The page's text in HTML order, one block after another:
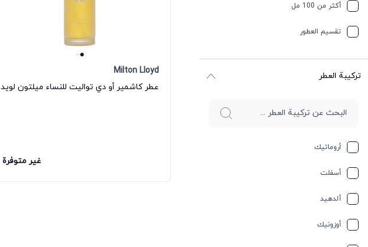
أكثر من 100 مل
تقسیم العطور
ترکیبة العطر
أروماتيك
أسفلت
ألدهيد
أوزونيك
Milton Lloyd
عطر كاشمير أو دي تواليت للنساء ميلتون لويد
غير متوفرة